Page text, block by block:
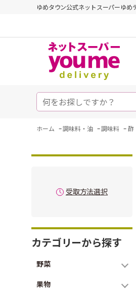
ゆめタウン公式ネットスーパーゆめ
ホーム -調味料・油 -調味料 - 酢
受取方法選択
カテゴリーから探す
野菜
果物